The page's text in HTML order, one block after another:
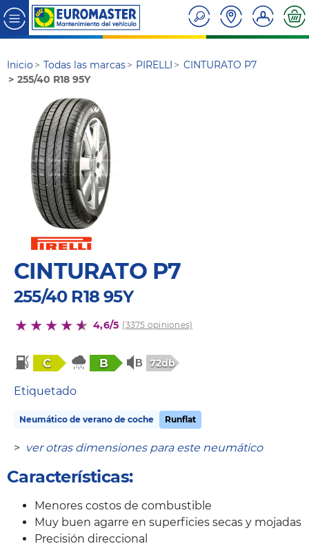
Inicio Todas las marcas PIRELLI
CINTURATO P7
255/40 R18 95Y
CINTURATO P7
255/40 R18 95Y
4,6/5 (3375 opiniones)
C B 72db
Etiquetado
Neumático de verano de coche Runflat
> ver otras dimensiones para este neumático
Características:
Menores costos de combustible
Muy buen agarre en superficies secas y mojadas
Precisión direccional